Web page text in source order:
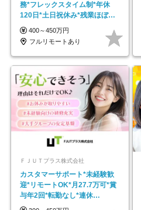
務*フレックスタイム制*年休
120日*土日祝休み*残業ほぼな
し*育児中社員8割以上
400～450万円
フルリモートあり
ＦＪＵＴプラス株式会社
カスタマーサポート*未経験歓
迎*リモートOK*月27.7万可*賞
与年2回*転勤なし*連休
OK/ZE010232